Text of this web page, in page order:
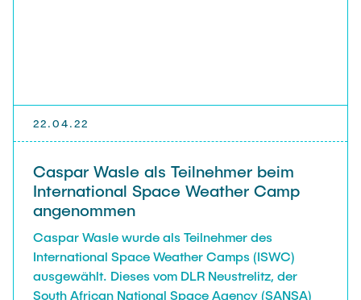
22.04.22
Caspar Wasle als Teilnehmer beim
International Space Weather Camp
angenommen
Caspar Wasle wurde als Teilnehmer des
International Space Weather Camps (ISWC)
ausgewählt. Dieses vom DLR Neustrelitz, der
South African National Space Agency (SANSA)